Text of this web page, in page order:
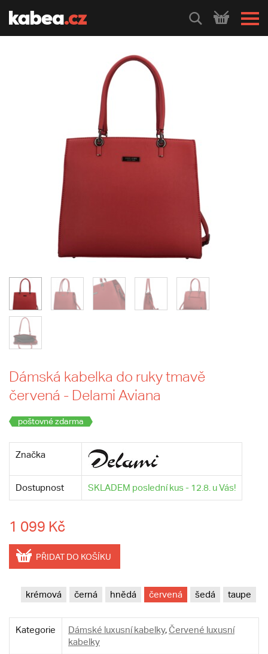
HLEDEJ
Dámská kabelka do ruky tmavě
červená - Delami Aviana
poštovné zdarma
Značka
Dostupnost SKLADEM poslední kus - 12.8. u Vás!
1 099 Kč
PŘIDAT DO KOŠÍKU
krémová černá hnědá červená šedá taupe
Kategorie Dámské luxusní kabelky,Červené luxusní
kabelky